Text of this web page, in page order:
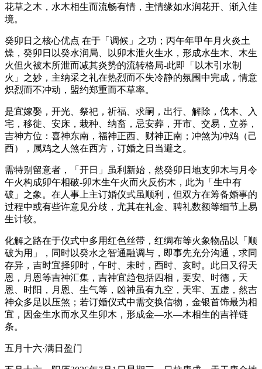
花草之木，水木相生而流畅有情，主情缘如水润花开、渐入佳
境。
癸卯日之核心优点 在于「调候」之功；丙午年甲午月火炎土
燥，癸卯日以癸水润局、以卯木泄火生水，形成水生木、木生
火但火被木所泄而减其炎势的流转格局-此即「以木引水制
火」之妙，主纳采之礼在热烈而不失冷静的氛围中完成，情意
炽烈而不冲动，盟约郑重而不草率。
是宜嫁娶，开光、祭祀，祈福、求嗣，出行、解除，伐木、入
宅，移徙、安床，栽种、纳畜，忌安葬，开市、交易，立券，
吉神方位：喜神东南，福神正西、财神正南；冲煞为冲鸡（己
酉），属鸡之人煞在西方，订婚之日当避之。
需特别留意者，「开日」虽利新始，然癸卯日地支卯木与月令
午火构成卯午相破-卯木生午火而火反伤木，此为「生中有
破」之象。在人事上主订婚仪式虽顺利，但双方在筹备婚事的
过程中或有些许意见分歧，尤其在礼金、聘礼数额等细节上易
生计较。
化解之路在于仪式中多用红色丝带，红绸布等火象物品以「顺
破为用」，同时以癸水之智通融调与，即事先充分沟通，求同
存异，吉时宜择卯时，午时、未时，酉时、亥时。此日又得天
恩，月恩等吉神汇集，吉神宜趋包括四相，要安、时德，天
恩、时阳，月恩、生气等，凶神虽有九空，天牢、五虚，然吉
神众多足以压煞；若订婚仪式中需交换信物，金银首饰最为相
宜，因金生水而水又生卯木，形成金—水—木相生的吉祥链
条。
五月十六·满日盈门